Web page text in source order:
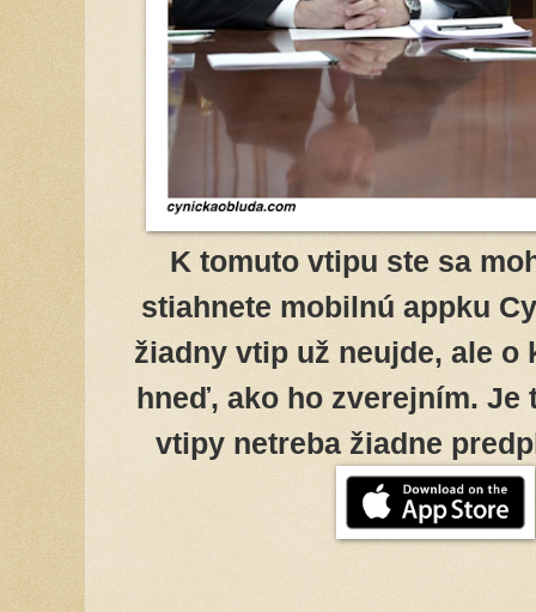
K tomuto vtipu ste sa
stiahnete mobilnú appku
žiadny vtip už neujde, ale
hneď, ako ho zverejním. Je
vtipy netreba žiadne